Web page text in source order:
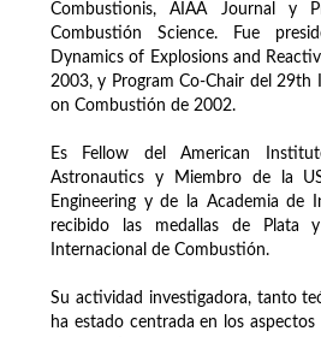
Combustionis, AIAA Journal y
Combustión Science. Fue
Dynamics of Explosions and
2003, y Program Co-Chair del 29th
on Combustión de 2002.
Es Fellow del American
Astronautics y Miembro de la
Engineering y de la Academia de
recibido las medallas de
Internacional de Combustión.
Su actividad investigadora, tanto
ha estado centrada en los